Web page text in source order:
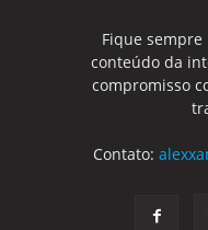
Fique
conteúdo da
compromisso
Contato: